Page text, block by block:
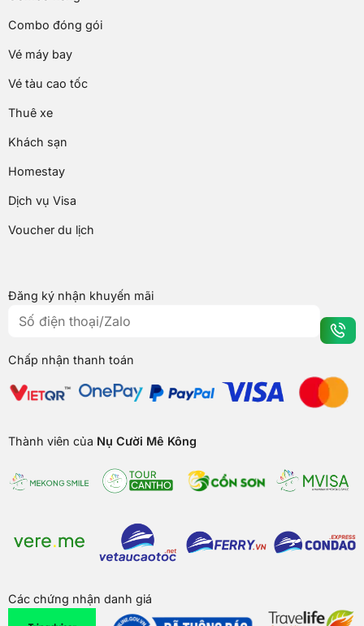
Combo đóng gói
Vé máy bay
Vé tàu cao tốc
Thuê xe
Khách sạn
Homestay
Dịch vụ Visa
Voucher du lịch
Đăng ký nhận khuyến mãi
Chấp nhận thanh toán
Thành viên của Nụ Cười Mê Kông
Các chứng nhận danh giá